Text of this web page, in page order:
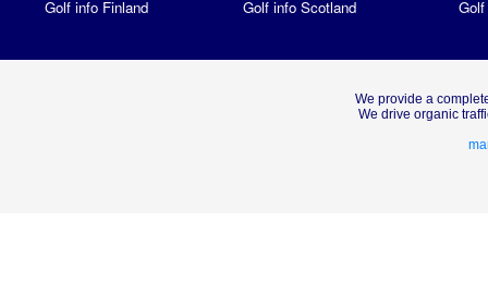
Golf info Finland Golf info Scotland
We provide a
We drive organic